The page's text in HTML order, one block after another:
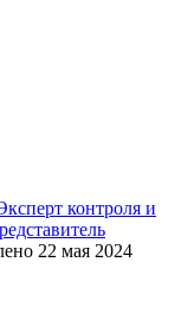
контроля и
22 мая 2024